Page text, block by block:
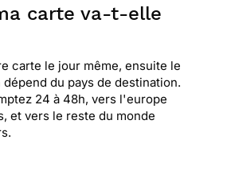
carte va-t-elle
carte le jour même, ensuite le
du pays de destination.
24 à 48h, vers l'europe
et vers le reste du monde